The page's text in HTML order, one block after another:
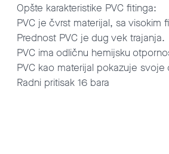
Opšte karakteristike PVC fitinga:
PVC je čvrst materijal, sa
Prednost PVC je dug vek trajanja.
PVC ima odličnu hemijsku
PVC kao materijal pokazuje
Radni pritisak 16 bara